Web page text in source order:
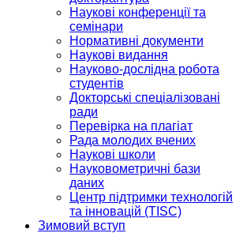
Наукові конференції та
семінари
Нормативні документи
Наукові видання
Науково-дослідна робота
студентів
Докторські спеціалізовані
ради
Перевірка на плагіат
Рада молодих вчених
Наукові школи
Науковометричні бази
даних
Центр підтримки технологій
та інновацій (TISC)
Зимовий вступ